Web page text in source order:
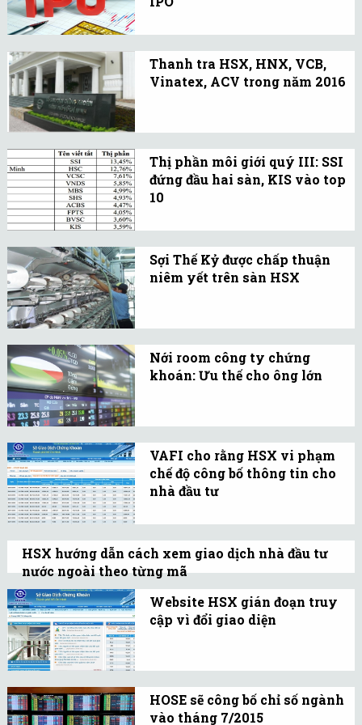
bán 40.000 tỷ đồng (1,8 tỷ
USD) vốn Nhà nước tại
doanh.
Thanh tra HSX, HNX, VCB,
Vinatex, ACV trong năm 2016
báo về việc phê duyệt Kế
hoạch thanh tra, kiểm tra
năm 2016 thay thế Quyết
Thị phần môi giới quý III: SSI
đứng đầu hai sàn, KIS vào top
10
Nam bất ngờ lọt vào top
10 với 3,59% thị phần.
Sợi Thế Kỷ được chấp thuận
niêm yết trên sàn HSX
quyết định chấp thuận
niêm yết cổ phiếu của
CTCP Sợi Thế Kỷ (mã
Nới room công ty chứng
khoán: Ưu thế cho ông lớn
ngoài, các công ty chứng
khoán Việt Nam sẽ có thể
tận dụng các cơ hội và
VAFI cho rằng HSX vi phạm
chế độ công bố thông tin cho
nhà đầu tư
dịch NĐTNN như trước
đây, nhà đầu tư phải bỏ ra
4 triệu đồng/ tháng,
tương ứng 48 triệu
HSX hướng dẫn cách xem giao dịch nhà đầu tư
nước ngoài theo từng mã
HSX khẳng định việc ngừng công bố dữ
liệu về giao dịch NĐTNN là chưa chính
xác.
Website HSX gián đoạn truy
cập vì đổi giao diện
ngày 2/2/2015.
HOSE sẽ công bố chỉ số ngành
vào tháng 7/2015